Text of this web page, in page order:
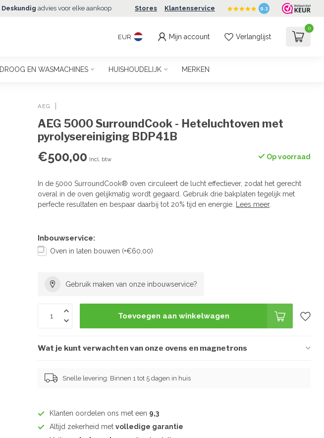
Deskundig advies voor elke aankoop Stores Klantenservice 9.3
EUR Mijn account Verlanglijst
0
DROOG EN WASMACHINES HUISHOUDELIJK MERKEN
AEG
AEG 5000 SurroundCook - Heteluchtoven met
pyrolysereiniging BDP41B
€500,00 Incl. btw Op voorraad
In de 5000 SurroundCook® oven circuleert de lucht effectiever, zodat het gerecht
overal in de oven gelijkmatig wordt gegaard. Gebruik drie bakplaten tegelijk met
perfecte resultaten en bespaar daarbij tot 20% tijd en energie.
Lees meer.
Inbouwservice:
Oven in laten bouwen (+€60,00)
Gebruik maken van onze inbouwservice?
Toevoegen aan winkelwagen
Wat je kunt verwachten van onze ovens en magnetrons
Snelle levering: Binnen 1 tot 5 dagen in huis
Klanten oordelen ons met een 9,3
Altijd zekerheid metvolledige garantie